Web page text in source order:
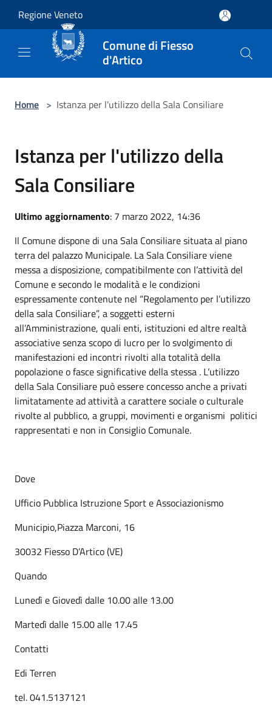
Regione Veneto
Comune di Fiesso
d'Artico
Home > Istanza per l'utilizzo della Sala Consiliare
Istanza per l'utilizzo della
Sala Consiliare
Ultimo aggiornamento: 7 marzo 2022, 14:36
Il Comune dispone di una Sala Consiliare situata al piano
terra del palazzo Municipale. La Sala Consiliare viene
messa a disposizione, compatibilmente con l’attività del
Comune e secondo le modalità e le condizioni
espressamente contenute nel “Regolamento per l’utilizzo
della sala Consiliare”, a soggetti esterni
all’Amministrazione, quali enti, istituzioni ed altre realtà
associative senza scopo di lucro per lo svolgimento di
manifestazioni ed incontri rivolti alla totalità della
popolazione o fasce significative della stessa . L’utilizzo
della Sala Consiliare può essere concesso anche a privati
limitatamente ad attività a carattere sociale o culturale
rivolte al pubblico, a gruppi, movimenti e organismi politici
rappresentati e non in Consiglio Comunale.
Dove
Ufficio Pubblica Istruzione Sport e Associazionismo
Municipio,Piazza Marconi, 16
30032 Fiesso D’Artico (VE)
Quando
Lunedì e Giovedì dalle 10.00 alle 13.00
Martedì dalle 15.00 alle 17.45
Contatti
Edi Terren
tel. 041.5137121